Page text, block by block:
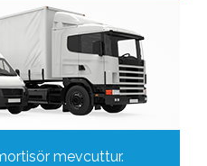
mevcuttur.